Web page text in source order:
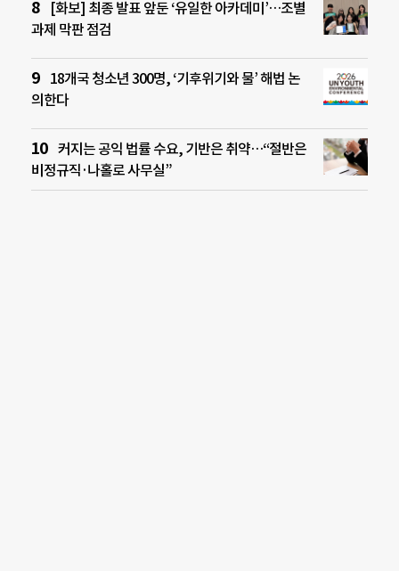
[화보] 최종 발표 앞둔 ‘유일한 아카데미’…조별
과제 막판 점검
18개국 청소년 300명, ‘기후위기와 물’ 해법 논
의한다
커지는 공익 법률 수요, 기반은 취약…“절반은
비정규직·나홀로 사무실”